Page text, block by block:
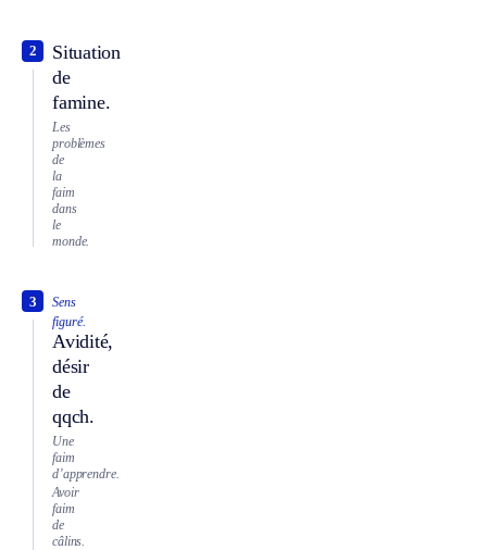
Situation
de
famine.
2
Les
problèmes
de
la
faim
dans
le
monde.
Sens
figuré.
Avidité,
désir
de
qqch.
3
Une
faim
d’apprendre.
Avoir
faim
de
câlins.